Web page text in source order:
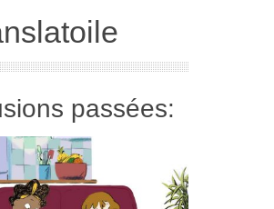
passées: